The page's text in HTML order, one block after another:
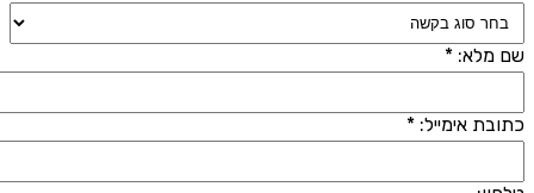
מלא: *
אימייל: *